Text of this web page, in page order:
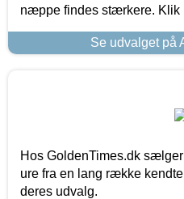
næppe findes stærkere. Klik
Se udvalget på
Hos GoldenTimes.dk
ure fra en lang række
deres udvalg.